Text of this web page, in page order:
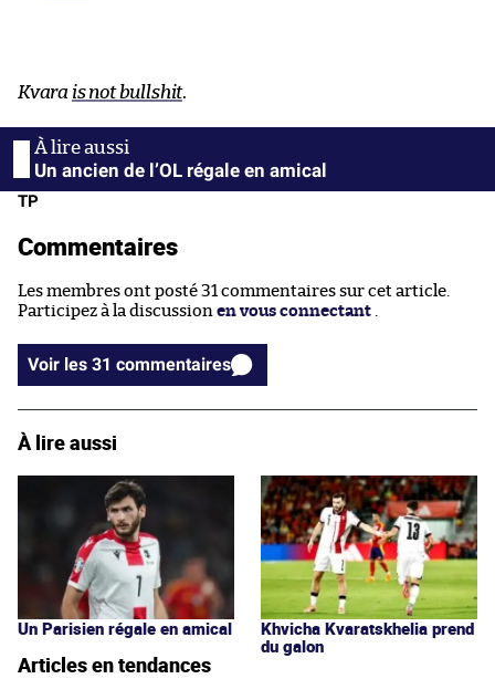
Kvara is not bullshit.
Un ancien de l’OL régale en amical
TP
Commentaires
Les membres ont posté 31 commentaires sur cet article.
Participez à la discussion en vous connectant
Voir les 31 commentaires
À lire aussi
Un Parisien régale en amical
Khvicha Kvaratskhelia prend
du galon
Articles en tendances